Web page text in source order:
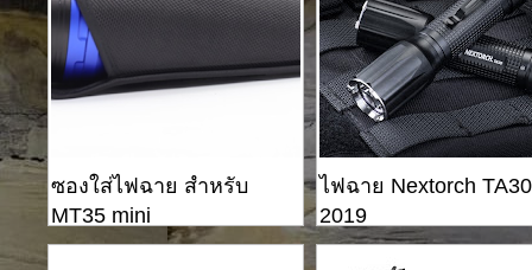
ซองใส่ไฟฉาย สำหรับ
MT35 mini
ไฟฉาย Nextorch TA30
2019